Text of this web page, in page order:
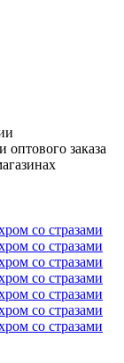
заказа